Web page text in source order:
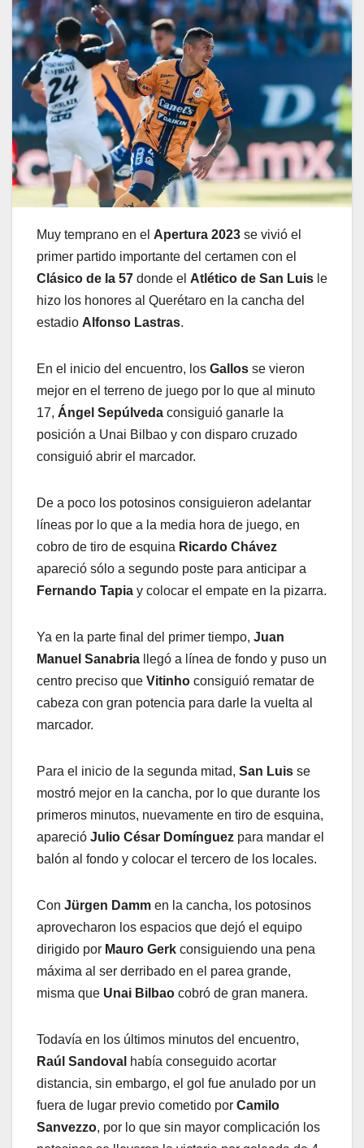
Muy temprano en el Apertura 2023 se vivió el
primer partido importante del certamen con el
Clásico de la 57 donde el Atlético de San Luis le
hizo los honores al Querétaro en la cancha del
estadio Alfonso Lastras.
En el inicio del encuentro, los Gallos se vieron
mejor en el terreno de juego por lo que al minuto
17, Ángel Sepúlveda consiguió ganarle la
posición a Unai Bilbao y con disparo cruzado
consiguió abrir el marcador.
De a poco los potosinos consiguieron adelantar
líneas por lo que a la media hora de juego, en
cobro de tiro de esquina Ricardo Chávez
apareció sólo a segundo poste para anticipar a
Fernando Tapia y colocar el empate en la pizarra.
Ya en la parte final del primer tiempo, Juan
Manuel Sanabria llegó a línea de fondo y puso un
centro preciso que Vitinho consiguió rematar de
cabeza con gran potencia para darle la vuelta al
marcador.
Para el inicio de la segunda mitad, San Luis se
mostró mejor en la cancha, por lo que durante los
primeros minutos, nuevamente en tiro de esquina,
apareció Julio César Domínguez para mandar el
balón al fondo y colocar el tercero de los locales.
Con Jürgen Damm en la cancha, los potosinos
aprovecharon los espacios que dejó el equipo
dirigido por Mauro Gerk consiguiendo una pena
máxima al ser derribado en el parea grande,
misma que Unai Bilbao cobró de gran manera.
Todavía en los últimos minutos del encuentro,
Raúl Sandoval había conseguido acortar
distancia, sin embargo, el gol fue anulado por un
fuera de lugar previo cometido por Camilo
Sanvezzo, por lo que sin mayor complicación los